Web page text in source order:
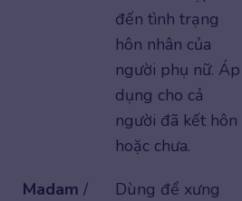
đến tình trạng
hôn nhân của
người phụ nữ. Áp
dụng cho cả
người đã kết hôn
hoặc chưa.
Madam /
Dùng để xưng